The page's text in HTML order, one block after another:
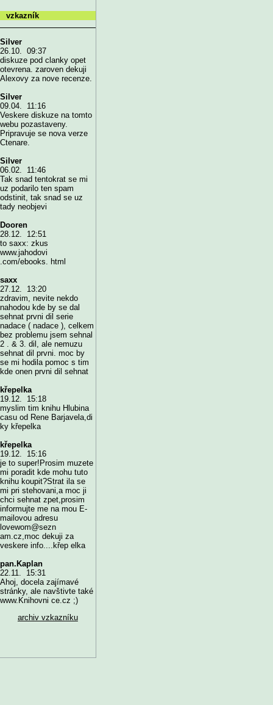
vzkazník
Silver
26.10. 09:37
diskuze pod clanky opet
otevrena. zaroven dekuji
Alexovy za nove recenze.
Silver
09.04. 11:16
Veskere diskuze na tomto
webu pozastaveny.
Pripravuje se nova verze
Ctenare.
Silver
06.02. 11:46
Tak snad tentokrat se mi
uz podarilo ten spam
odstinit, tak snad se uz
tady neobjevi
Dooren
28.12. 12:51
to saxx: zkus
www.jahodovi
.com/ebooks. html
saxx
27.12. 13:20
zdravim, nevite nekdo
nahodou kde by se dal
sehnat prvni dil serie
nadace ( nadace ), celkem
bez problemu jsem sehnal
2 . & 3. dil, ale nemuzu
sehnat dil prvni. moc by
se mi hodila pomoc s tim
kde onen prvni dil sehnat
křepelka
19.12. 15:18
myslim tim knihu Hlubina
casu od Rene Barjavela,di
ky křepelka
křepelka
19.12. 15:16
je to super!Prosim muzete
mi poradit kde mohu tuto
knihu koupit?Strat ila se
mi pri stehovani,a moc ji
chci sehnat zpet,prosim
informujte me na mou E-
mailovou adresu
lovewom@sezn
am.cz,moc dekuji za
veskere info....křep elka
pan.Kaplan
22.11. 15:31
Ahoj, docela zajímavé
stránky, ale navštivte také
www.Knihovni ce.cz ;)
archiv vzkazníku